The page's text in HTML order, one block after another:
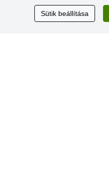
Excellent service
Sütik beállítása